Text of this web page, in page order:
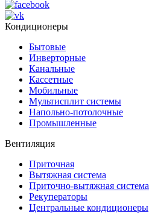
Кондиционеры
Бытовые
Инверторные
Канальные
Кассетные
Мобильные
Мультисплит системы
Напольно-потолочные
Промышленные
Вентиляция
Приточная
Вытяжная система
Приточно-вытяжная система
Рекуператоры
Центральные кондиционеры